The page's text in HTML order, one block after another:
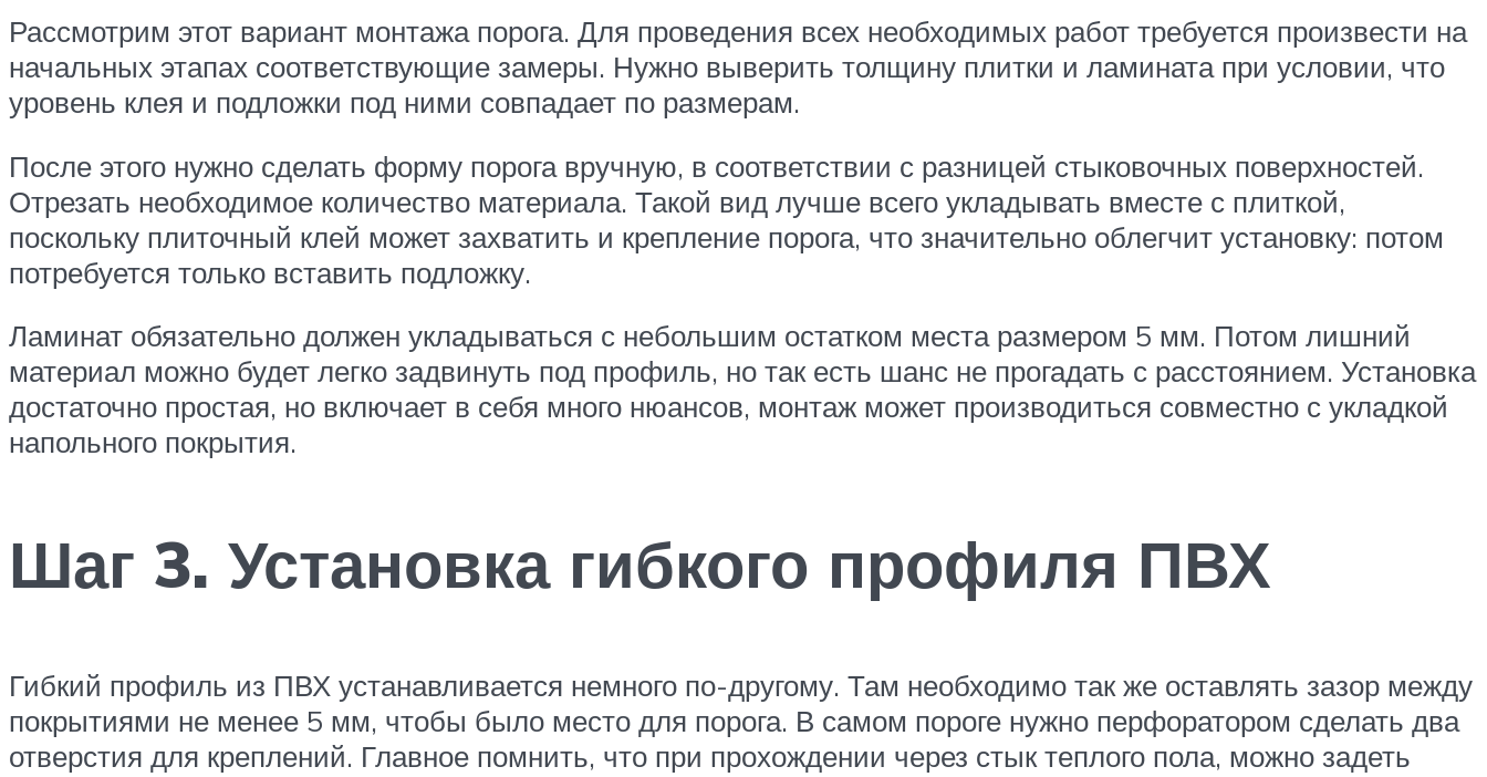
Рассмотрим этот вариант монтажа порога. Для проведения всех необходимых работ требуется произвести на
начальных этапах соответствующие замеры. Нужно выверить толщину плитки и ламината при условии, что
уровень клея и подложки под ними совпадает по размерам.
После этого нужно сделать форму порога вручную, в соответствии с разницей стыковочных поверхностей.
Отрезать необходимое количество материала. Такой вид лучше всего укладывать вместе с плиткой,
поскольку плиточный клей может захватить и крепление порога, что значительно облегчит установку: потом
потребуется только вставить подложку.
Ламинат обязательно должен укладываться с небольшим остатком места размером 5 мм. Потом лишний
материал можно будет легко задвинуть под профиль, но так есть шанс не прогадать с расстоянием. Установка
достаточно простая, но включает в себя много нюансов, монтаж может производиться совместно с укладкой
напольного покрытия.
Шаг 3. Установка гибкого профиля ПВХ
Гибкий профиль из ПВХ устанавливается немного по-другому. Там необходимо так же оставлять зазор между
покрытиями не менее 5 мм, чтобы было место для порога. В самом пороге нужно перфоратором сделать два
отверстия для креплений. Главное помнить, что при прохождении через стык теплого пола, можно задеть